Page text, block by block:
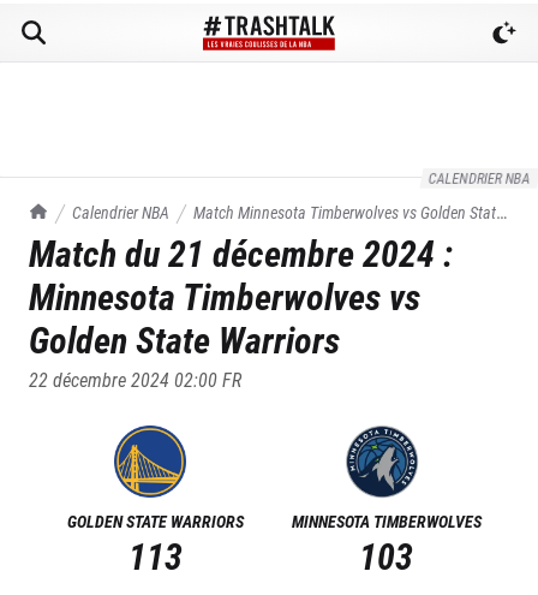
CALENDRIER NBA
TrashTalk Actu NBA
Calendrier NBA Match Minnesota Timberwolves vsGolden State
Warriors du21/12/2024
Match du21 décembre 2024 :
Minnesota Timberwolves vs
Golden State Warriors
22 décembre 2024 02:00FR
GOLDEN STATE WARRIORS
113
MINNESOTA TIMBERWOLVES
103